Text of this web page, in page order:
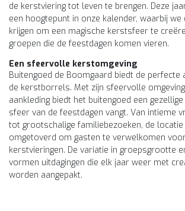
de kerstviering tot leven te brengen. Deze
een hoogtepunt in onze kalender, waarbij we
krijgen om een magische kerstsfeer te
groepen die de feestdagen komen vieren.
Een sfeervolle kerstomgeving
Buitengoed de Boomgaard biedt de
de kerstborrels. Met zijn sfeervolle
aankleding biedt het buitengoed een
sfeer van de feestdagen vangt. Van intieme
tot grootschalige familiebezoeken, de
omgetoverd om gasten te verwelkomen
kerstvieringen. De variatie in groepsgrootte
vormen uitdagingen die elk jaar weer met
worden aangepakt.